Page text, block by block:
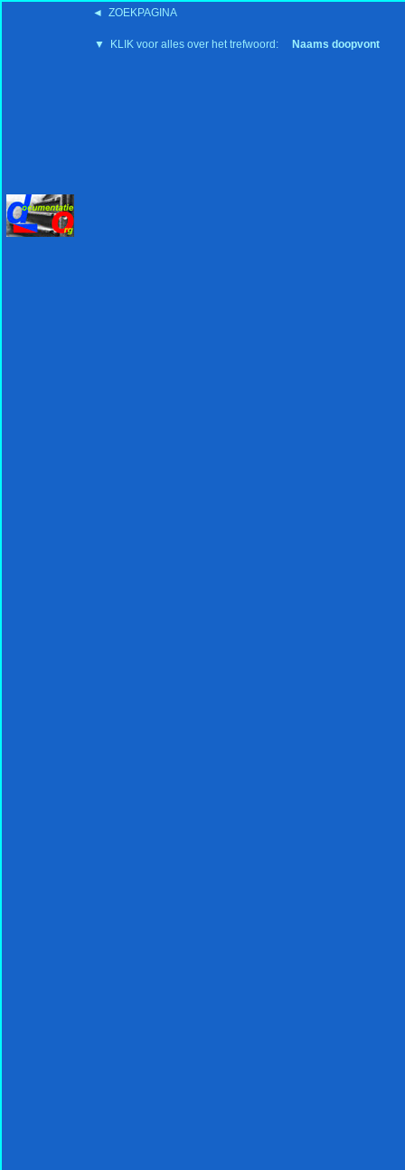
◄ ZOEKPAGINA
▼ KLIK voor alles over het trefwoord: Naams doopvont
'15:19 19-2-2008